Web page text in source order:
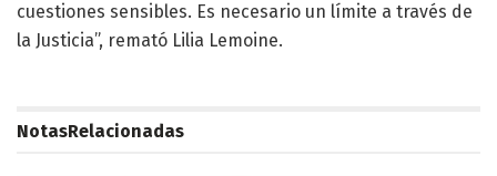
cuestiones sensibles. Es necesario un límite a través de
la Justicia”, remató Lilia Lemoine.
NotasRelacionadas